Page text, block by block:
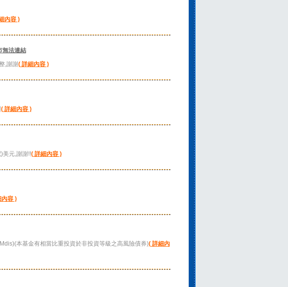
內容 )
無法連結
,謝謝( 詳細內容 )
( 詳細內容 )
美元,謝謝!!( 詳細內容 )
容 )
本基金有相當比重投資於非投資等級之高風險債券)( 詳細內